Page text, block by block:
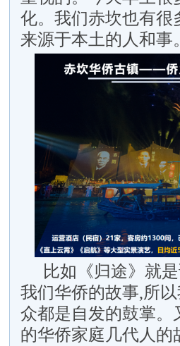
化。我们赤坎也有很
来源于本土的人和事。
比如《归途》就
我们华侨的故事,所
众都是自发的鼓掌。
的华侨家庭几代人的